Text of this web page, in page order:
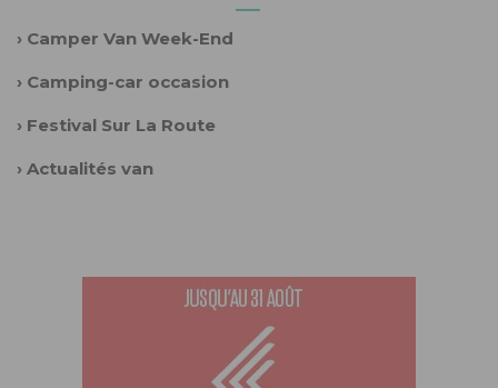
› Camper Van Week-End
› Camping-car occasion
› Festival Sur La Route
› Actualités van